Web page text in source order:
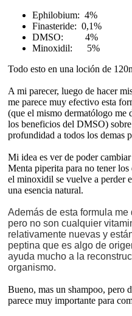
Ephilobium: 4%
Finasteride: 0,1%
DMSO: 4%
Minoxidil: 5%
Todo esto en una loción de
A mi parecer, luego de hacer
me parece muy efectivo esta
(que el mismo dermatólogo me
los beneficios del DMSO)
profundidad a todos los demas
Mi idea es ver de poder
Menta piperita para no tener los
el minoxidil se vuelve a perder
una esencia natural.
Además de esta formula
pero no son cualquier
relativamente nuevas y
peptina que es algo de
ayuda mucho a la
organismo.
Bueno, mas un shampoo, pero
parece muy importante para